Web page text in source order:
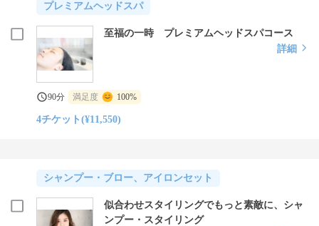
プレミアムヘッドスパ
至福の一時 プレミアムヘッドスパコース
詳細
90分 満足度 100%
4チケット(¥11,550)
シャンプー・ブロー、アイロンセット
似合わせスタイリングでもっと素敵に、シャ
ンプー・スタイリング